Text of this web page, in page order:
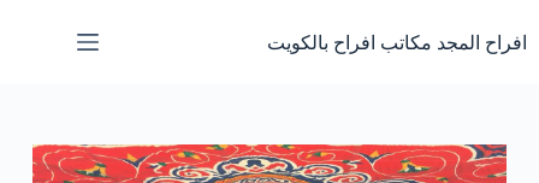
إلى
المحتوى
افراح المجد مكاتب افراح بالكويت